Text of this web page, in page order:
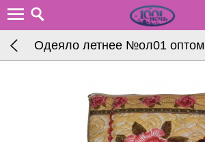
Одеяло летнее №ол01 оптом